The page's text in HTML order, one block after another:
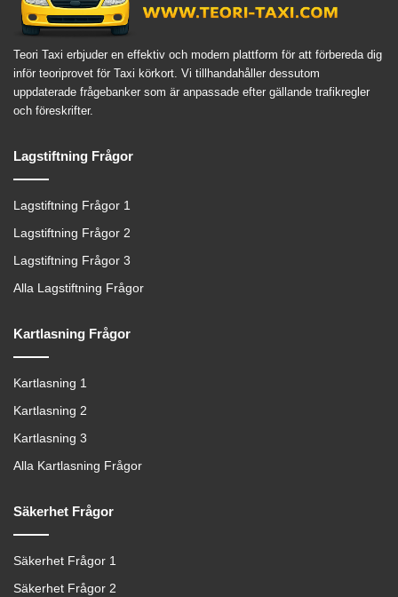
Teori Taxi erbjuder en effektiv och modern plattform för att förbereda dig
inför teoriprovet för Taxi körkort. Vi tillhandahåller dessutom
uppdaterade frågebanker som är anpassade efter gällande trafikregler
och föreskrifter.
Lagstiftning Frågor
Lagstiftning Frågor 1
Lagstiftning Frågor 2
Lagstiftning Frågor 3
Alla Lagstiftning Frågor
Kartlasning Frågor
Kartlasning 1
Kartlasning 2
Kartlasning 3
Alla Kartlasning Frågor
Säkerhet Frågor
Säkerhet Frågor 1
Säkerhet Frågor 2